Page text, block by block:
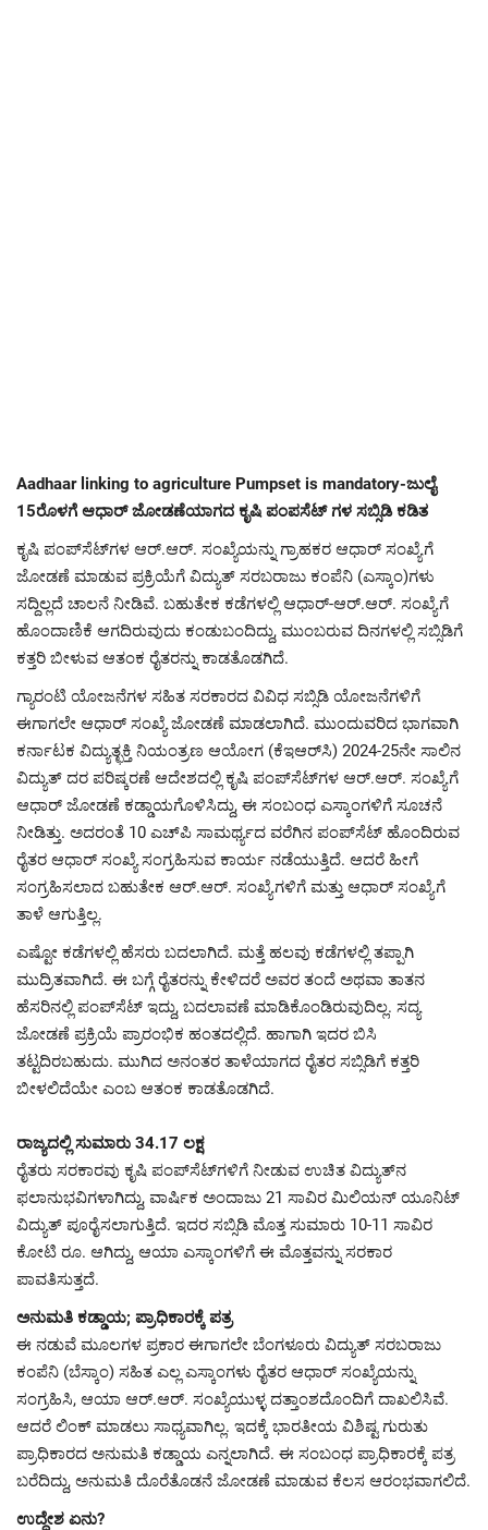
Aadhaar linking to agriculture Pumpset is mandatory-ಜುಲೈ
15ರೊಳಗೆ ಆಧಾರ್ ಜೋಡಣೆಯಾಗದ ಕೃಷಿ ಪಂಪಸೆಟ್ ಗಳ ಸಬ್ಸಿಡಿ ಕಡಿತ
ಕೃಷಿ ಪಂಪ್‌ಸೆಟ್‌ಗಳ ಆರ್‌.ಆರ್‌. ಸಂಖ್ಯೆಯನ್ನು ಗ್ರಾಹಕರ ಆಧಾರ್‌ ಸಂಖ್ಯೆಗೆ
ಜೋಡಣೆ ಮಾಡುವ ಪ್ರಕ್ರಿಯೆಗೆ ವಿದ್ಯುತ್‌ ಸರಬರಾಜು ಕಂಪೆನಿ (ಎಸ್ಕಾಂ)ಗಳು
ಸದ್ದಿಲ್ಲದೆ ಚಾಲನೆ ನೀಡಿವೆ. ಬಹುತೇಕ ಕಡೆಗಳಲ್ಲಿ ಆಧಾರ್‌-ಆರ್‌.ಆರ್‌. ಸಂಖ್ಯೆಗೆ
ಹೊಂದಾಣಿಕೆ ಆಗದಿರುವುದು ಕಂಡುಬಂದಿದ್ದು, ಮುಂಬರುವ ದಿನಗಳಲ್ಲಿ ಸಬ್ಸಿಡಿಗೆ
ಕತ್ತರಿ ಬೀಳುವ ಆತಂಕ ರೈತರನ್ನು ಕಾಡತೊಡಗಿದೆ.
ಗ್ಯಾರಂಟಿ ಯೋಜನೆಗಳ ಸಹಿತ ಸರಕಾರದ ವಿವಿಧ ಸಬ್ಸಿಡಿ ಯೋಜನೆಗಳಿಗೆ
ಈಗಾಗಲೇ ಆಧಾರ್‌ ಸಂಖ್ಯೆ ಜೋಡಣೆ ಮಾಡಲಾಗಿದೆ. ಮುಂದುವರಿದ ಭಾಗವಾಗಿ
ಕರ್ನಾಟಕ ವಿದ್ಯುತ್ಛಕ್ತಿ ನಿಯಂತ್ರಣ ಆಯೋಗ (ಕೆಇಆರ್‌ಸಿ) 2024-25ನೇ ಸಾಲಿನ
ವಿದ್ಯುತ್‌ ದರ ಪರಿಷ್ಕರಣೆ ಆದೇಶದಲ್ಲಿ ಕೃಷಿ ಪಂಪ್‌ಸೆಟ್‌ಗಳ ಆರ್‌.ಆರ್‌. ಸಂಖ್ಯೆಗೆ
ಆಧಾರ್‌ ಜೋಡಣೆ ಕಡ್ಡಾಯಗೊಳಿಸಿದ್ದು, ಈ ಸಂಬಂಧ ಎಸ್ಕಾಂಗಳಿಗೆ ಸೂಚನೆ
ನೀಡಿತ್ತು. ಅದರಂತೆ 10 ಎಚ್‌ಪಿ ಸಾಮರ್ಥ್ಯದ ವರೆಗಿನ ಪಂಪ್‌ಸೆಟ್‌ ಹೊಂದಿರುವ
ರೈತರ ಆಧಾರ್‌ ಸಂಖ್ಯೆ ಸಂಗ್ರಹಿಸುವ ಕಾರ್ಯ ನಡೆಯುತ್ತಿದೆ. ಆದರೆ ಹೀಗೆ
ಸಂಗ್ರಹಿಸಲಾದ ಬಹುತೇಕ ಆರ್‌.ಆರ್‌. ಸಂಖ್ಯೆಗಳಿಗೆ ಮತ್ತು ಆಧಾರ್‌ ಸಂಖ್ಯೆಗೆ
ತಾಳೆ ಆಗುತ್ತಿಲ್ಲ.
ಎಷ್ಟೋ ಕಡೆಗಳಲ್ಲಿ ಹೆಸರು ಬದಲಾಗಿದೆ. ಮತ್ತೆ ಹಲವು ಕಡೆಗಳಲ್ಲಿ ತಪ್ಪಾಗಿ
ಮುದ್ರಿತವಾಗಿದೆ. ಈ ಬಗ್ಗೆ ರೈತರನ್ನು ಕೇಳಿದರೆ ಅವರ ತಂದೆ ಅಥವಾ ತಾತನ
ಹೆಸರಿನಲ್ಲಿ ಪಂಪ್‌ಸೆಟ್‌ ಇದ್ದು, ಬದಲಾವಣೆ ಮಾಡಿಕೊಂಡಿರುವುದಿಲ್ಲ. ಸದ್ಯ
ಜೋಡಣೆ ಪ್ರಕ್ರಿಯೆ ಪ್ರಾರಂಭಿಕ ಹಂತದಲ್ಲಿದೆ. ಹಾಗಾಗಿ ಇದರ ಬಿಸಿ
ತಟ್ಟದಿರಬಹುದು. ಮುಗಿದ ಅನಂತರ ತಾಳೆಯಾಗದ ರೈತರ ಸಬ್ಸಿಡಿಗೆ ಕತ್ತರಿ
ಬೀಳಲಿದೆಯೇ ಎಂಬ ಆತಂಕ ಕಾಡತೊಡಗಿದೆ.
ರಾಜ್ಯದಲ್ಲಿ ಸುಮಾರು 34.17 ಲಕ್ಷ
ರೈತರು ಸರಕಾರವು ಕೃಷಿ ಪಂಪ್‌ಸೆಟ್‌ಗಳಿಗೆ ನೀಡುವ ಉಚಿತ ವಿದ್ಯುತ್‌ನ
ಫ‌ಲಾನುಭವಿಗಳಾಗಿದ್ದು, ವಾರ್ಷಿಕ ಅಂದಾಜು 21 ಸಾವಿರ ಮಿಲಿಯನ್‌ ಯೂನಿಟ್‌
ವಿದ್ಯುತ್‌ ಪೂರೈಸಲಾಗುತ್ತಿದೆ. ಇದರ ಸಬ್ಸಿಡಿ ಮೊತ್ತ ಸುಮಾರು 10-11 ಸಾವಿರ
ಕೋಟಿ ರೂ. ಆಗಿದ್ದು, ಆಯಾ ಎಸ್ಕಾಂಗಳಿಗೆ ಈ ಮೊತ್ತವನ್ನು ಸರಕಾರ
ಪಾವತಿಸುತ್ತದೆ.
ಅನುಮತಿ ಕಡ್ಡಾಯ; ಪ್ರಾಧಿಕಾರಕ್ಕೆ ಪತ್ರ
ಈ ನಡುವೆ ಮೂಲಗಳ ಪ್ರಕಾರ ಈಗಾಗಲೇ ಬೆಂಗಳೂರು ವಿದ್ಯುತ್‌ ಸರಬರಾಜು
ಕಂಪೆನಿ (ಬೆಸ್ಕಾಂ) ಸಹಿತ ಎಲ್ಲ ಎಸ್ಕಾಂಗಳು ರೈತರ ಆಧಾರ್‌ ಸಂಖ್ಯೆಯನ್ನು
ಸಂಗ್ರಹಿಸಿ, ಆಯಾ ಆರ್‌.ಆರ್‌. ಸಂಖ್ಯೆಯುಳ್ಳ ದತ್ತಾಂಶದೊಂದಿಗೆ ದಾಖಲಿಸಿವೆ.
ಆದರೆ ಲಿಂಕ್‌ ಮಾಡಲು ಸಾಧ್ಯವಾಗಿಲ್ಲ. ಇದಕ್ಕೆ ಭಾರತೀಯ ವಿಶಿಷ್ಟ ಗುರುತು
ಪ್ರಾಧಿಕಾರದ ಅನುಮತಿ ಕಡ್ಡಾಯ ಎನ್ನಲಾಗಿದೆ. ಈ ಸಂಬಂಧ ಪ್ರಾಧಿಕಾರಕ್ಕೆ ಪತ್ರ
ಬರೆದಿದ್ದು, ಅನುಮತಿ ದೊರೆತೊಡನೆ ಜೋಡಣೆ ಮಾಡುವ ಕೆಲಸ ಆರಂಭವಾಗಲಿದೆ.
ಉದ್ದೇಶ ಏನು?